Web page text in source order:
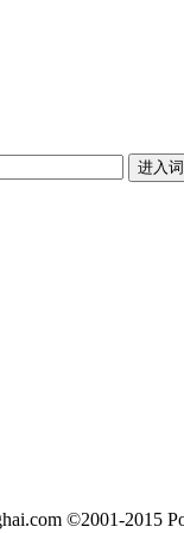
©2001-2015